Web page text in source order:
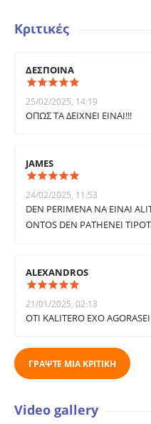
Κριτικές
ΔΕΣΠΟΙΝΑ
25/02/2025, 14:19
ΟΠΩΣ ΤΑ ΔΕΙΧΝΕΙ ΕΙΝΑΙ!!!
JAMES
24/02/2025, 11:53
DEN PERIMENA NA EINAI
ONTOS DEN PATHENEI
ALEXANDROS
21/01/2025, 02:13
OTI KALITERO EXO
ΓΡΆΨΤΕ ΜΙΑ ΚΡΙΤΙΚΉ
Video gallery